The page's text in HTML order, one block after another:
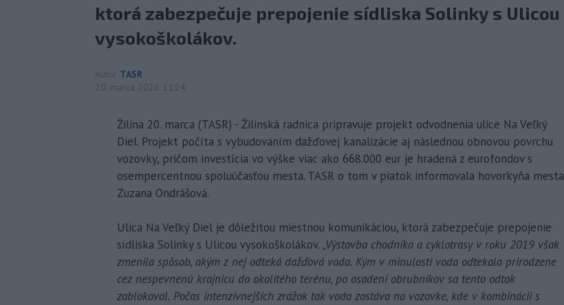
ktorá zabezpečuje prepojenie sídliska Solinky s Ulicou
vysokoškolákov.
Autor TASR
20. marca 2026 11:24
Žilina 20. marca (TASR) - Žilinská radnica pripravuje projekt odvodnenia ulice Na Veľký
Diel. Projekt počíta s vybudovaním dažďovej kanalizácie aj následnou obnovou povrchu
vozovky, pričom investícia vo výške viac ako 668.000 eur je hradená z eurofondov s
osempercentnou spoluúčasťou mesta. TASR o tom v piatok informovala hovorkyňa mesta
Zuzana Ondrášová.
Ulica Na Veľký Diel je dôležitou miestnou komunikáciou, ktorá zabezpečuje prepojenie
sídliska Solinky s Ulicou vysokoškolákov. „Výstavba chodníka a cyklotrasy v roku 2019 však
zmenila spôsob, akým z nej odteká dažďová voda. Kým v minulosti voda odtekala prirodzene
cez nespevnenú krajnicu do okolitého terénu, po osadení obrubníkov sa tento odtok
zablokoval. Počas intenzívnejších zrážok tak voda zostáva na vozovke, kde v kombinácii s